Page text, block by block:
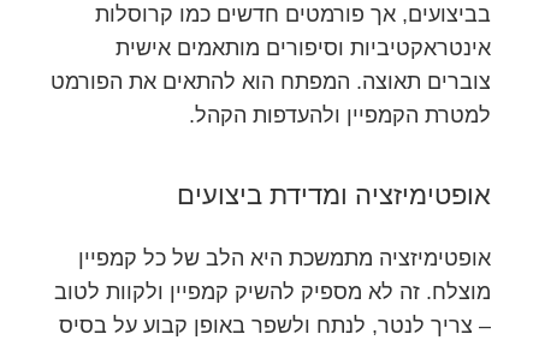
בביצועים, אך פורמטים חדשים כמו קרוסלות
אינטראקטיביות וסיפורים מותאמים אישית
צוברים תאוצה. המפתח הוא להתאים את הפורמט
למטרת הקמפיין ולהעדפות הקהל.
אופטימיזציה ומדידת ביצועים
אופטימיזציה מתמשכת היא הלב של כל קמפיין
מוצלח. זה לא מספיק להשיק קמפיין ולקוות לטוב
– צריך לנטר, לנתח ולשפר באופן קבוע על בסיס